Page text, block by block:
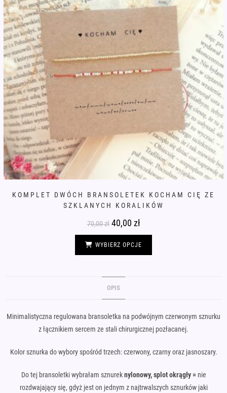
KOMPLET DWÓCH BRANSOLETEK KOCHAM CIĘ ZE
SZKLANYCH KORALIKÓW
70,00zł Pierwotna
cena
wynosiła:
70,00 zł.
40,00 złAktualna
wynosi:
40,00 zł.
WYBIERZ OPCJE
OPIS
Minimalistyczna regulowana bransoletka na podwójnym czerwonym sznurku
z łącznikiem sercem ze stali chirurgicznej pozłacanej.
Kolor sznurka do wybory spośród trzech: czerwony, czarny oraz jasnoszary.
Do tej bransoletki wybrałam sznureknylonowy, splot okrągły = nie
rozdwajający się, gdyż jest on jednym z najtrwalszych sznurków jaki